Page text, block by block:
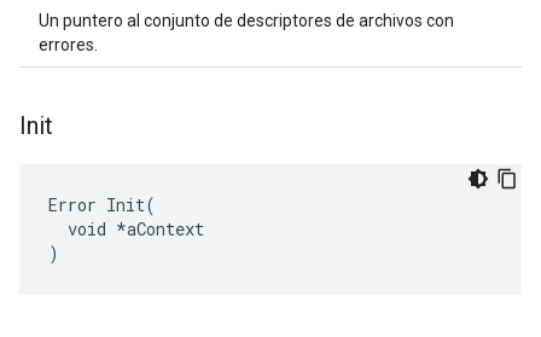
Un puntero al conjunto de descriptores de archivos con
errores.
Init
Error Init(
  void *aContext
)